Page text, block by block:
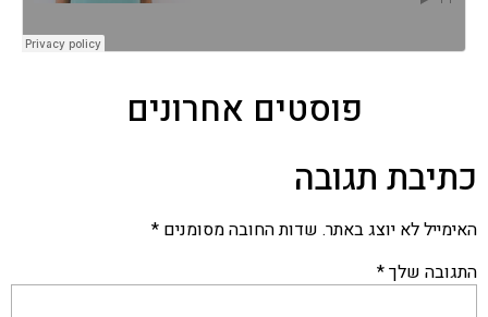
פוסטים אחרונים
כתיבת תגובה
האימייל לא יוצג באתר. שדות החובה מסומנים *
התגובה שלך*